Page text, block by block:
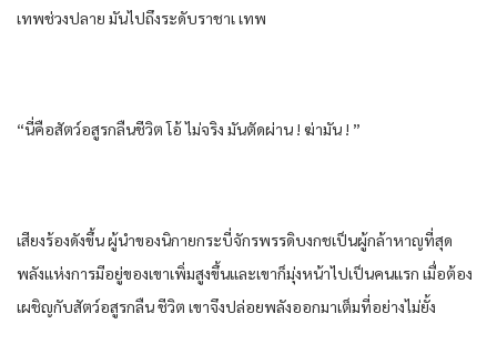
เทพ​ช่วง​ปลาย​ มัน​ไปถึงระดับ​ราชา​เ เทพ​
“นี่​คือ​สัตว์​อสูร​กลืน​ชีวิต​ โอ้​ ไม่จริง​ มัน​ตัดผ่าน​ ! ฆ่ามัน​ ! ”
เสียงร้อง​ดัง​ขึ้น​ ผู้นำ​ของ​นิกาย​กระบี่​จักรพรรดิ​บงกช​เป็น​ผู้​กล้าหาญ​ที่สุด​
พลัง​แห่ง​การ​มีอยู่​ของ​เขา​เพิ่ม​สูงขึ้น​และ​เขา​ก็​มุ่งหน้า​ไปเป็น​คน​แรก​ เมื่อ​ต้อง​
เผชิญ​กับ​สัตว์​อสูร​กลืน​ ชีวิต​ เขา​จึงปล่อย​พลัง​ออกมา​เต็มที่​อย่าง​ไม่ยั้ง​